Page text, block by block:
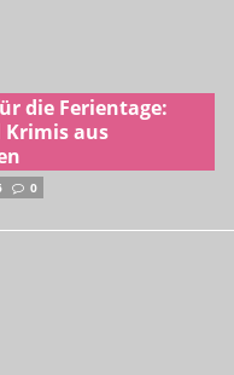
die Ferientage:
aus
0